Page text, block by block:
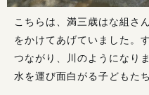
こちらは、満三歳はな組さ
をかけてあげていました。
つながり、川のようになり
水を運び面白がる子どもた